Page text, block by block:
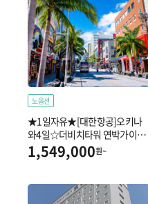
노옵션
★1일자유★[대한항공]오키나
와4일☆더비치타워 연박가이세
키/스테이크☆츄라우미수족관/
국제거리/헤리오스 주조장
1,549,000원~